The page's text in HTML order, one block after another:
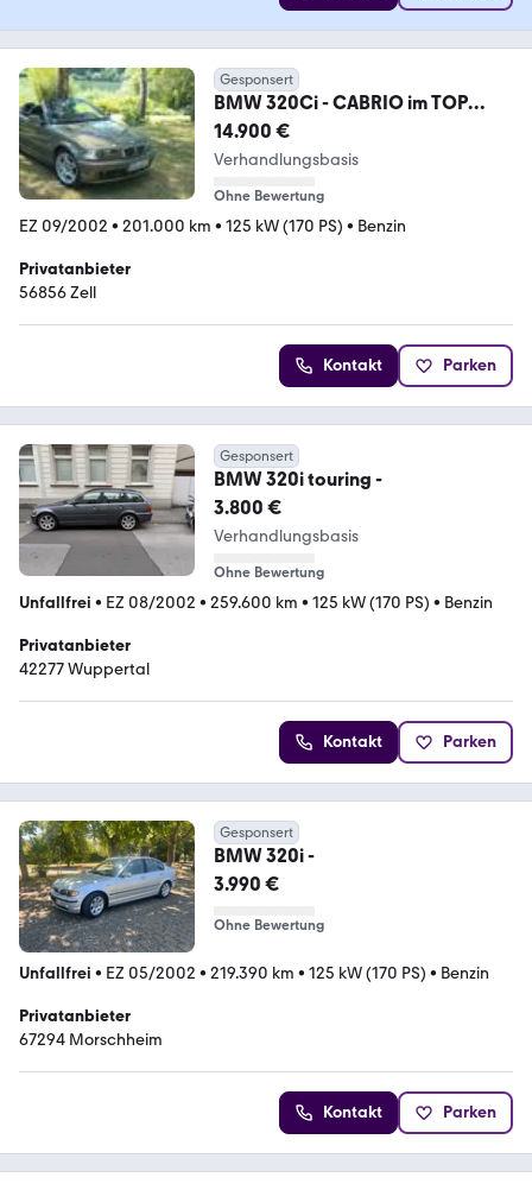
Gesponsert
BMW 320Ci - CABRIO im TOP
Zustand in messing-metaiIc
14.900 €
Verhandlungsbasis
Ohne Bewertung
EZ 09/2002 • 201.000 km • 125 kW (170 PS) • Benzin
Privatanbieter
56856 Zell
Kontakt Parken
Gesponsert
BMW 320i touring -
3.800 €
Verhandlungsbasis
Ohne Bewertung
Unfallfrei • EZ 08/2002 • 259.600 km • 125 kW (170 PS) • Benzin
Privatanbieter
42277 Wuppertal
Kontakt Parken
Gesponsert
BMW 320i -
3.990 €
Ohne Bewertung
Unfallfrei • EZ 05/2002 • 219.390 km • 125 kW (170 PS) • Benzin
Privatanbieter
67294 Morschheim
Kontakt Parken